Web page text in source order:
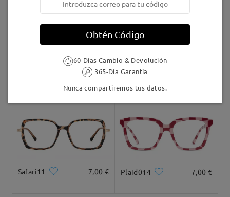
5-7 días laborales detalles
24,95 € F907
Safari11 7,00 € Plaid014 7,00 €
Obtén Código
60-Días Cambio & Devolución
365-Día Garantía
Nunca compartiremos tus datos.